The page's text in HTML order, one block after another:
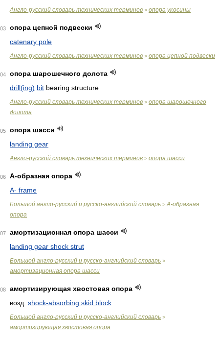
Англо-русский словарь технических терминов > опора укосины
опора цепной подвески
catenary pole
Англо-русский словарь технических терминов > опора цепной подвески
опора шарошечного долота
drill(ing) bit bearing structure
Англо-русский словарь технических терминов > опора шарошечного
долота
опора шасси
landing gear
Англо-русский словарь технических терминов > опора шасси
А-образная опора
A- frame
Большой англо-русский и русско-английский словарь > А-образная
опора
амортизационная опора шасси
landing gear shock strut
Большой англо-русский и русско-английский словарь >
амортизационная опора шасси
амортизирующая хвостовая опора
возд. shock-absorbing skid block
Большой англо-русский и русско-английский словарь >
амортизирующая хвостовая опора